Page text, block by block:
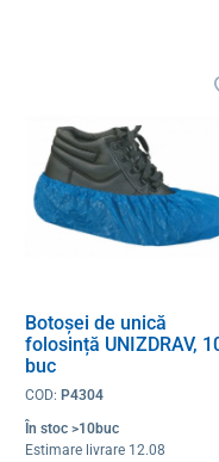
Botoșei de unică
folosință UNIZDRAV,
buc
COD: P4304
În stoc >10buc
Estimare livrare 12.08